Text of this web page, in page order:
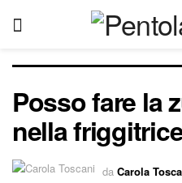
Posso fare la
nella
da Carola